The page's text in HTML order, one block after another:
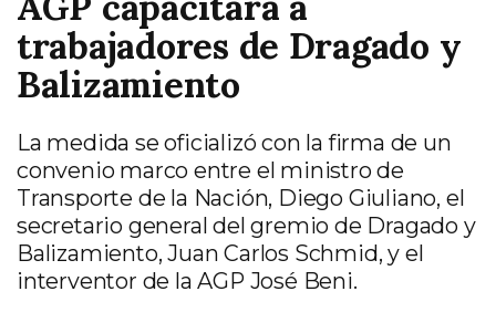
Nación
trabajadores de Dragado y
Balizamiento
La medida se oficializó con la firma de un
convenio marco entre el ministro de
Transporte de la Nación, Diego Giuliano, el
secretario general del gremio de Dragado y
Balizamiento, Juan Carlos Schmid, y el
interventor de la AGP José Beni.